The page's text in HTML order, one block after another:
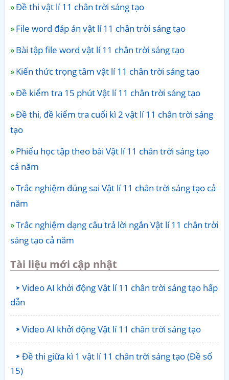
Đề thi vật lí 11 chân trời sáng tạo
File word đáp án vật lí 11 chân trời sáng tạo
Bài tập file word vật lí 11 chân trời sáng tạo
Kiến thức trọng tâm vật lí 11 chân trời sáng tạo
Đề kiểm tra 15 phút Vật lí 11 chân trời sáng tạo
Đề thi, đề kiểm tra cuối kì 2 vật lí 11 chân trời sáng
tạo
Phiếu học tập theo bài Vật lí 11 chân trời sáng tạo
cả năm
Trắc nghiệm đúng sai Vật lí 11 chân trời sáng tạo cả
năm
Trắc nghiệm dạng câu trả lời ngắn Vật lí 11 chân trời
sáng tạo cả năm
Tài liệu mới cập nhật
Video AI khởi động Vật lí 11 chân trời sáng tạo hấp
dẫn
Video AI khởi động Vật lí 11 chân trời sáng tạo
Đề thi giữa kì 1 vật lí 11 chân trời sáng tạo (Đề số
15)